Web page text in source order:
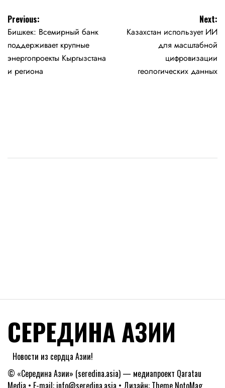
Навигация
по
записям
Previous:
Бишкек: Всемирный банк
поддерживает крупные
энергопроекты Кыргызстана
и региона
Next:
Казахстан использует ИИ
для масштабной
цифровизации
геологических данных
СЕРЕДИНА АЗИИ
Новости из сердца Азии!
© «Середина Азии» (seredina.asia) — медиапроект Qaratau